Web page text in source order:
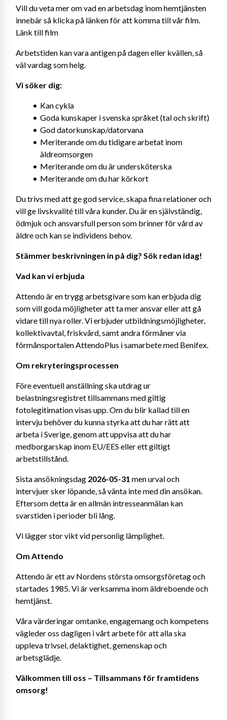
Vill du veta mer om vad en arbetsdag inom hemtjänsten
innebär så klicka på länken för att komma till vår film.
Länk till film
Arbetstiden kan vara antigen på dagen eller kvällen, så
väl vardag som helg.
Vi söker dig:
Kan cykla
Goda kunskaper i svenska språket (tal och skrift)
God datorkunskap/datorvana
Meriterande om du tidigare arbetat inom
äldreomsorgen
Meriterande om du är undersköterska
Meriterande om du har körkort
Du trivs med att ge god service, skapa fina relationer och
vill ge livskvalité till våra kunder. Du är en självständig,
ödmjuk och ansvarsfull person som brinner för vård av
äldre och kan se individens behov.
Stämmer beskrivningen in på dig? Sök redan idag!
Vad kan vi erbjuda
Attendo är en trygg arbetsgivare som kan erbjuda dig
som vill goda möjligheter att ta mer ansvar eller att gå
vidare till nya roller. Vi erbjuder utbildningsmöjligheter,
kollektivavtal, friskvård, samt andra förmåner via
förmånsportalen AttendoPlus i samarbete med Benifex.
Om rekryteringsprocessen
Före eventuell anställning ska utdrag ur
belastningsregistret tillsammans med giltig
fotolegitimation visas upp. Om du blir kallad till en
intervju behöver du kunna styrka att du har rätt att
arbeta i Sverige, genom att uppvisa att du har
medborgarskap inom EU/EES eller ett giltigt
arbetstillstånd.
Sista ansökningsdag 2026-05-31 men urval och
intervjuer sker löpande, så vänta inte med din ansökan.
Eftersom detta är en allmän intresseanmälan kan
svarstiden i perioder bli lång.
Vi lägger stor vikt vid personlig lämplighet.
Om Attendo
Attendo är ett av Nordens största omsorgsföretag och
startades 1985. Vi är verksamma inom äldreboende och
hemtjänst.
Våra värderingar omtanke, engagemang och kompetens
vägleder oss dagligen i vårt arbete för att alla ska
uppleva trivsel, delaktighet, gemenskap och
arbetsglädje.
Välkommen till oss – Tillsammans för framtidens
omsorg!